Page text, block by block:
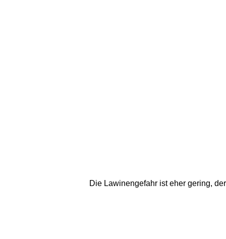
Die Lawinengefahr ist eher gering,